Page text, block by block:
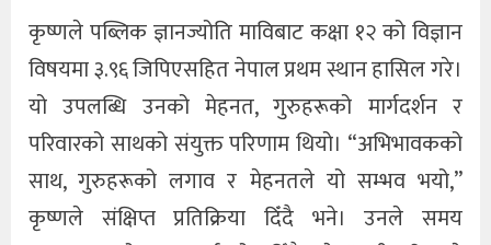
कृष्णले पब्लिक ज्ञानज्योति माविबाट कक्षा १२ को विज्ञान
विषयमा ३.९६ जिपिएसहित नेपाल प्रथम स्थान हासिल गरे।
यो उपलब्धि उनको मेहनत, गुरुहरूको मार्गदर्शन र
परिवारको साथको संयुक्त परिणाम थियो। “अभिभावकको
साथ, गुरुहरूको लगाव र मेहनतले यो सम्भव भयो,”
कृष्णले संक्षिप्त प्रतिक्रिया दिँदै भने। उनले समय